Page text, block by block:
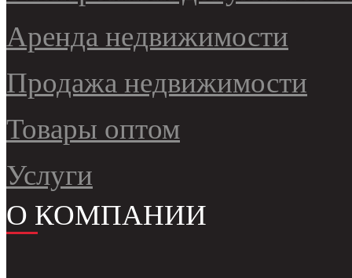
Аренда недвижимости
Продажа недвижимости
Товары оптом
Услуги
О КОМПАНИИ